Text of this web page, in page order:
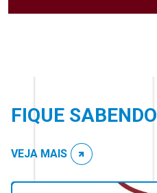
FIQUE SABENDO
VEJA MAIS